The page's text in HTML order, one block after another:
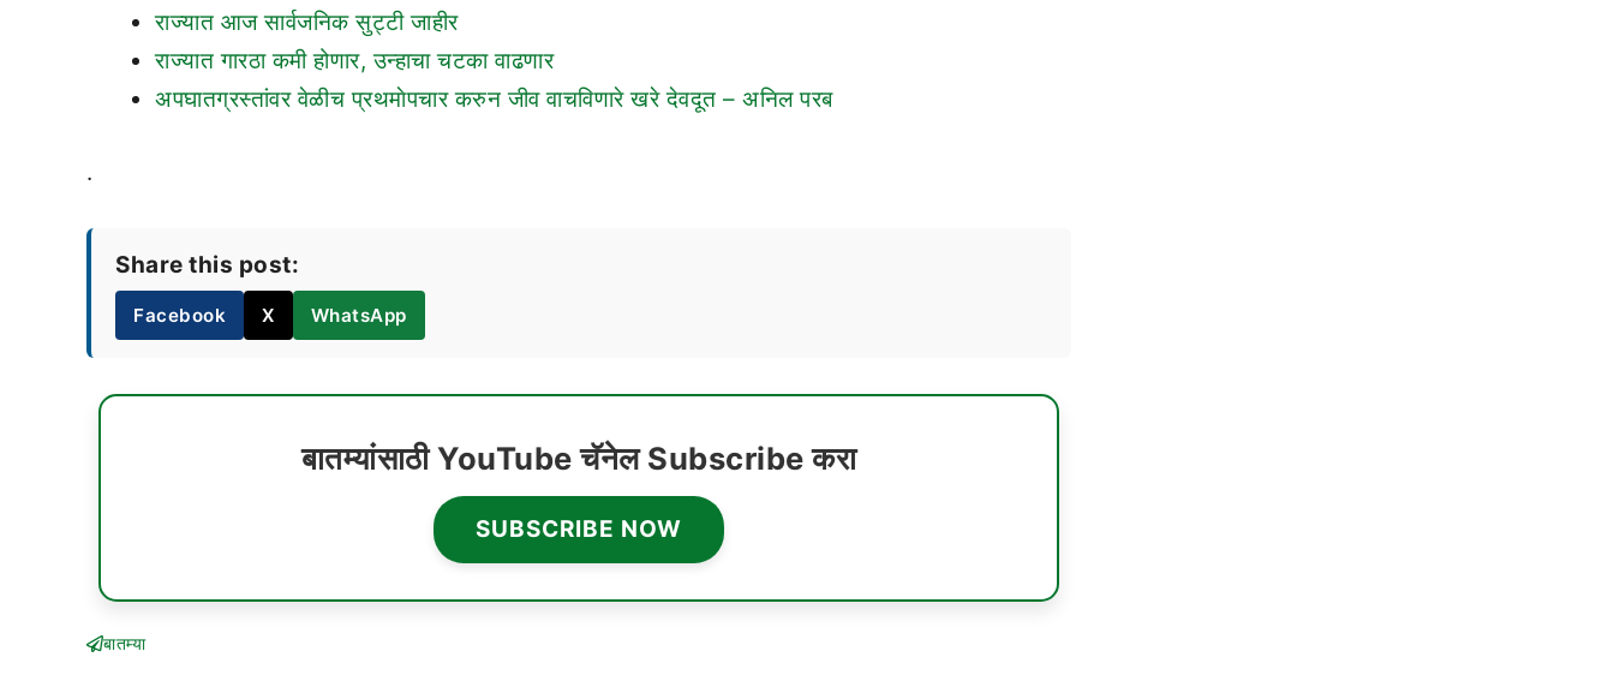
राज्यात आज सार्वजनिक सुट्टी जाहीर
राज्यात गारठा कमी होणार, उन्हाचा चटका वाढणार
अपघातग्रस्तांवर वेळीच प्रथमाेपचार करुन जीव वाचविणारे खरे देवदूत – अनिल परब
.
Share this post:
Facebook X WhatsApp
बातम्यांसाठी YouTube चॅनेल Subscribe करा
SUBSCRIBE NOW
बातम्या